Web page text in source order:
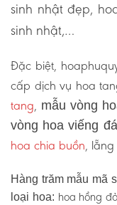
sinh nhật đẹp,
sinh nhật,…
Đặc biệt,
cấp dịch vụ hoa
tang, mẫu vòng
vòng hoa viếng
hoa chia buồn,
Hàng trăm mẫu mã
loại hoa: hoa hồng